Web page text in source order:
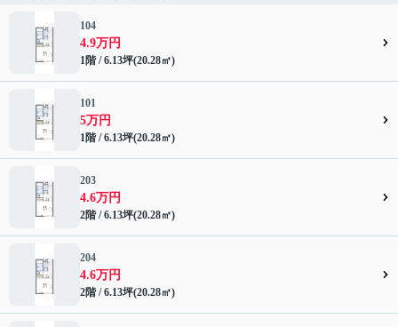
104
4.9万円
1階 / 6.13坪(20.28㎡)
101
5万円
1階 / 6.13坪(20.28㎡)
203
4.6万円
2階 / 6.13坪(20.28㎡)
204
4.6万円
2階 / 6.13坪(20.28㎡)